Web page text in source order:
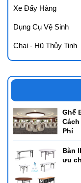
Xe Đẩy Hàng
Dụng Cụ Vệ Sinh
Chai - Hũ Thủy Tinh
Ghế
Phí
Bàn
ưu